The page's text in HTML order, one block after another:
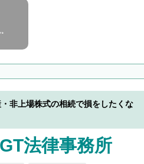
・非上場株式の相続で損をしたくな
法律事務所